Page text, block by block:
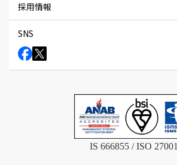
採用情報
SNS
IS 666855 / ISO 27001